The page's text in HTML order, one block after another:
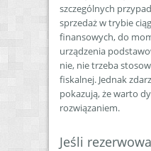
szczególnych
sprzedaż w trybie
finansowych, do
urządzenia
nie, nie trzeba
fiskalnej. Jednak
pokazują, że warto
rozwiązaniem.
Jeśli